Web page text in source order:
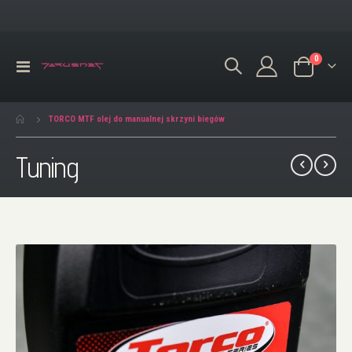
Przełącznik
Koszyk
0produkty/
TORCO MTF olej do manualnej skrzyni biegów
Tuning
Przejdź